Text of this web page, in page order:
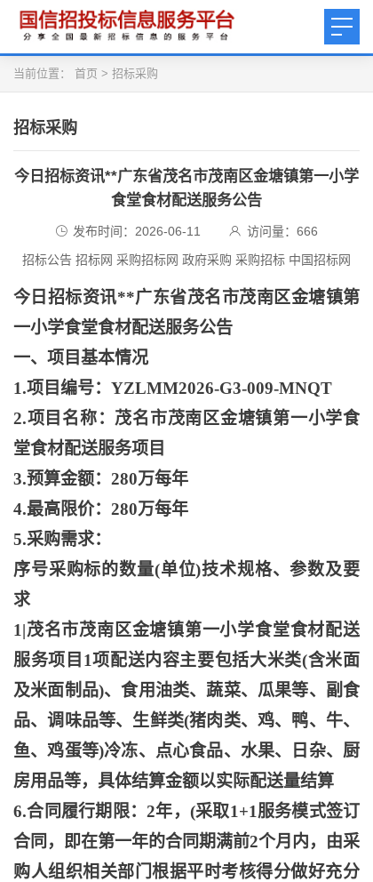
当前位置： 首页 > 招标采购
招标采购
今日招标资讯**广东省茂名市茂南区金塘镇第一小学
食堂食材配送服务公告
发布时间：2026-06-11 访问量： 666
招标公告 招标网 采购招标网 政府采购 采购招标 中国招标网
今日招标资讯**广东省茂名市茂南区金塘镇第
一小学食堂食材配送服务公告
一、项目基本情况
1.项目编号：YZLMM2026-G3-009-MNQT
2.项目名称：茂名市茂南区金塘镇第一小学食
堂食材配送服务项目
3.预算金额：280万每年
4.最高限价：280万每年
5.采购需求：
序号采购标的数量(单位)技术规格、参数及要
求
1|茂名市茂南区金塘镇第一小学食堂食材配送
服务项目1项配送内容主要包括大米类(含米面
及米面制品)、食用油类、蔬菜、瓜果等、副食
品、调味品等、生鲜类(猪肉类、鸡、鸭、牛、
鱼、鸡蛋等)冷冻、点心食品、水果、日杂、厨
房用品等，具体结算金额以实际配送量结算
6.合同履行期限：2年，(采取1+1服务模式签订
合同，即在第一年的合同期满前2个月内，由采
购人组织相关部门根据平时考核得分做好充分